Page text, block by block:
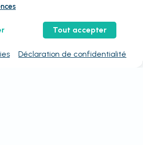
Tout accepter
Déclaration de confidentialité